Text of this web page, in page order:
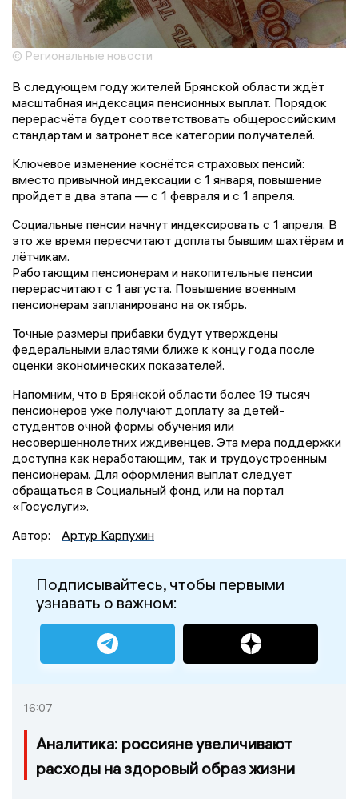
© Региональные новости
В следующем году жителей Брянской области ждёт
масштабная индексация пенсионных выплат. Порядок
перерасчёта будет соответствовать общероссийским
стандартам и затронет все категории получателей.
Ключевое изменение коснётся страховых пенсий:
вместо привычной индексации с 1 января, повышение
пройдет в два этапа — с 1 февраля и с 1 апреля.
Социальные пенсии начнут индексировать с 1 апреля. В
это же время пересчитают доплаты бывшим шахтёрам и
лётчикам.
Работающим пенсионерам и накопительные пенсии
перерасчитают с 1 августа. Повышение военным
пенсионерам запланировано на октябрь.
Точные размеры прибавки будут утверждены
федеральными властями ближе к концу года после
оценки экономических показателей.
Напомним, что в Брянской области более 19 тысяч
пенсионеров уже получают доплату за детей-
студентов очной формы обучения или
несовершеннолетних иждивенцев. Эта мера поддержки
доступна как неработающим, так и трудоустроенным
пенсионерам. Для оформления выплат следует
обращаться в Социальный фонд или на портал
«Госуслуги».
Автор:
Артур Карпухин
Подписывайтесь, чтобы первыми
узнавать о важном:
16:07
Аналитика: россияне увеличивают
расходы на здоровый образ жизни